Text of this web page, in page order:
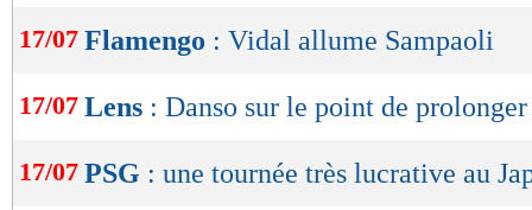
17/07 Flamengo : Vidal allume Sampaoli
17/07 Lens : Danso sur le point de prolonger
17/07 PSG : une tournée très lucrative au